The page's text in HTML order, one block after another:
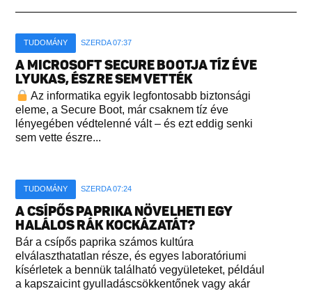
TUDOMÁNY SZERDA 07:37
A MICROSOFT SECURE BOOTJA TÍZ ÉVE
LYUKAS, ÉSZRE SEM VETTÉK
Az informatika egyik legfontosabb biztonsági
eleme, a Secure Boot, már csaknem tíz éve
lényegében védtelenné vált – és ezt eddig senki
sem vette észre...
TUDOMÁNY SZERDA 07:24
A CSÍPŐS PAPRIKA NÖVELHETI EGY
HALÁLOS RÁK KOCKÁZATÁT?
Bár a csípős paprika számos kultúra
elválaszthatatlan része, és egyes laboratóriumi
kísérletek a bennük található vegyületeket, például
a kapszaicint gyulladáscsökkentőnek vagy akár